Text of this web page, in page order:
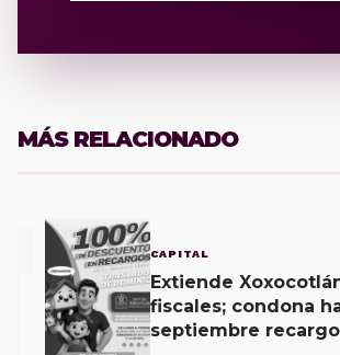
MÁS RELACIONADO
CAPITAL
Extiende
fiscales; condona
septiembre